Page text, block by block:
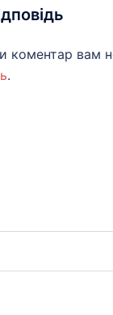
коментар вам
.